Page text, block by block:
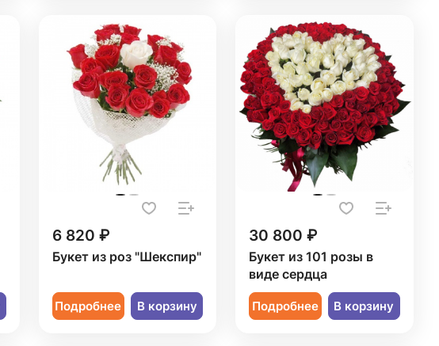
6 820 ₽
Букет из роз "Шекспир"
Подробнее В корзину
30 800 ₽
Букет из 101 розы в
виде сердца
Подробнее В корзину